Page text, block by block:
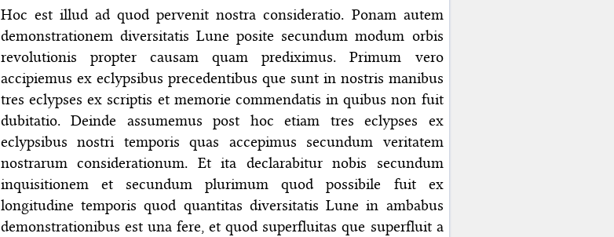
Hoc est illud ad quod pervenit nostra consideratio. Ponam autem
demonstrationem diversitatis Lune posite secundum modum orbis
revolutionis propter causam quam prediximus. Primum vero
accipiemus ex eclypsibus precedentibus que sunt in nostris manibus
tres eclypses ex scriptis et memorie commendatis in quibus non fuit
dubitatio. Deinde assumemus post hoc etiam tres eclypses ex
eclypsibus nostri temporis quas accepimus secundum veritatem
nostrarum considerationum. Et ita declarabitur nobis secundum
inquisitionem et secundum plurimum quod possibile fuit ex
longitudine temporis quod quantitas diversitatis Lune in ambabus
demonstrationibus est una fere, et quod superfluitas que superfluit a